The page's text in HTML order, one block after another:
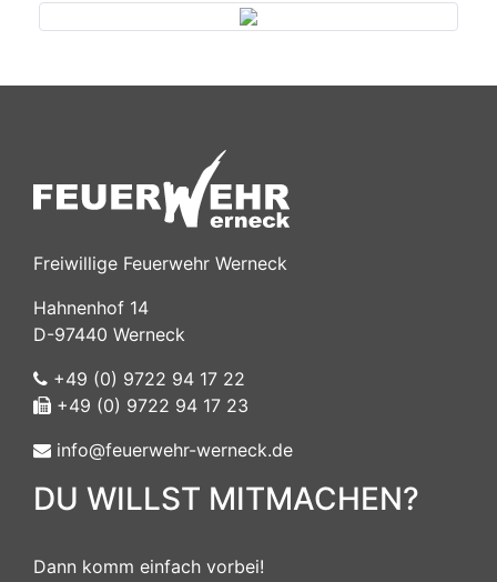
Previous Next
Freiwillige Feuerwehr Werneck
Hahnenhof 14
D-97440 Werneck
+49 (0) 9722 94 17 22
+49 (0) 9722 94 17 23
info@feuerwehr-werneck.de
DU WILLST MITMACHEN?
Dann komm einfach vorbei!